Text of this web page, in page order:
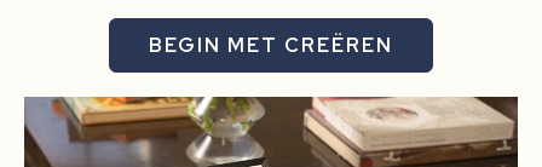
BEGIN MET CREËREN